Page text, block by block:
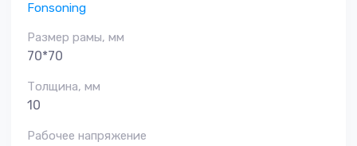
Fonsoning
Размер рамы, мм
70*70
Толщина, мм
10
Рабочее напряжение